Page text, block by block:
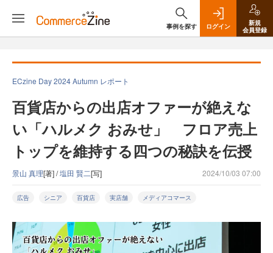
事例を探す ログイン
新規
会員登録
ECzine Day 2024 Autumn レポート
百貨店からの出店オファーが絶えな
い「ハルメク おみせ」 フロア売上
トップを維持する四つの秘訣を伝授
景山 真理[著] /塩田 賢二[写] 2024/10/03 07:00
広告 シニア 百貨店 実店舗 メディアコマース